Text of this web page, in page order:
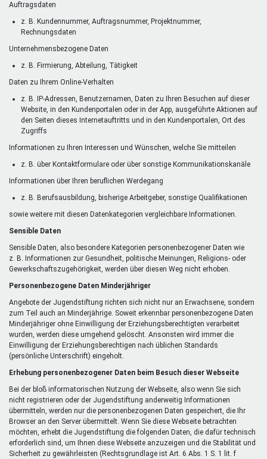
Auftragsdaten
z. B. Kundennummer, Auftragsnummer, Projektnummer,
Rechnungsdaten
Unternehmensbezogene Daten
z. B. Firmierung, Abteilung, Tätigkeit
Daten zu Ihrem Online-Verhalten
z. B. IP-Adressen, Benutzernamen, Daten zu Ihren Besuchen auf dieser
Website, in den Kundenportalen oder in der App, ausgeführte Aktionen auf
den Seiten dieses Internetauftritts und in den Kundenportalen, Ort des
Zugriffs
Informationen zu Ihren Interessen und Wünschen, welche Sie mitteilen
z. B. über Kontaktformulare oder über sonstige Kommunikationskanäle
Informationen über Ihren beruflichen Werdegang
z. B. Berufsausbildung, bisherige Arbeitgeber, sonstige Qualifikationen
sowie weitere mit diesen Datenkategorien vergleichbare Informationen.
Sensible Daten
Sensible Daten, also besondere Kategorien personenbezogener Daten wie
z. B. Informationen zur Gesundheit, politische Meinungen, Religions- oder
Gewerkschaftszugehörigkeit, werden über diesen Weg nicht erhoben.
Personenbezogene Daten Minderjähriger
Angebote der Jugendstiftung richten sich nicht nur an Erwachsene, sondern
zum Teil auch an Minderjährige. Soweit erkennbar personenbezogene Daten
Minderjähriger ohne Einwilligung der Erziehungsberechtigten verarbeitet
wurden, werden diese umgehend gelöscht. Ansonsten wird immer die
Einwilligung der Erziehungsberechtigen nach üblichen Standards
(persönliche Unterschrift) eingeholt.
Erhebung personenbezogener Daten beim Besuch dieser Webseite
Bei der bloß informatorischen Nutzung der Webseite, also wenn Sie sich
nicht registrieren oder der Jugendstiftung anderweitig Informationen
übermitteln, werden nur die personenbezogenen Daten gespeichert, die Ihr
Browser an den Server übermittelt. Wenn Sie diese Webseite betrachten
möchten, erhebt die Jugendstiftung die folgenden Daten, die dafür technisch
erforderlich sind, um Ihnen diese Webseite anzuzeigen und die Stabilität und
Sicherheit zu gewährleisten (Rechtsgrundlage ist Art. 6 Abs. 1 S. 1 lit. f